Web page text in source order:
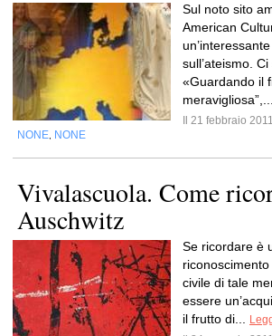
Sul noto sito
American
sull’ateismo.
«Guardando il
meravigliosa”,...
Il 21 febbraio
NONE NONE
Vivalascuola. Come
Auschwitz
Se ricordare è
civile di tale
essere
il frutto di...